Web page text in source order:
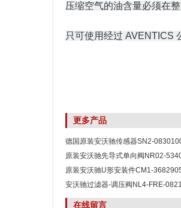
压缩空气的油含量必须在
只可使用经过 AVENTICS
更多产品
德国原装安沃驰传感器SN2-
原装安沃驰先导式单向阀NR02-
原装安沃驰U形安装件CM1-
安沃驰过滤器-调压阀NL4-FRE-
在线留言